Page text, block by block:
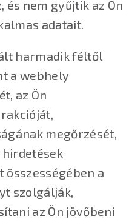
és nem gyűjtik az Ön
adatait.
harmadik féltől
a webhely
az Ön
megőrzését,
hirdetések
a
szolgálják,
az Ön jövőbeni